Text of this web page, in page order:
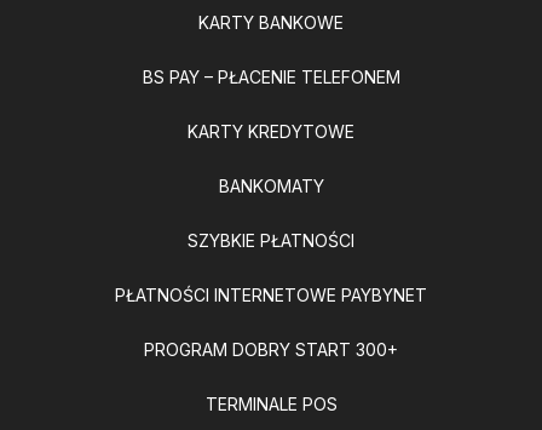
KARTY BANKOWE
BS PAY – PŁACENIE TELEFONEM
KARTY KREDYTOWE
BANKOMATY
SZYBKIE PŁATNOŚCI
PŁATNOŚCI INTERNETOWE PAYBYNET
PROGRAM DOBRY START 300+
TERMINALE POS